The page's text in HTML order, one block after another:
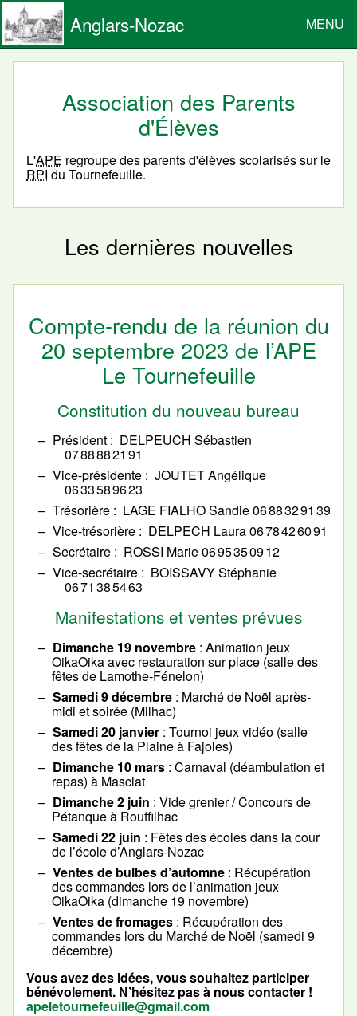
Anglars-Nozac MENU
Association des Parents
d'Élèves
L'APE regroupe des parents d'élèves scolarisés sur le
RPI du Tournefeuille.
Les dernières nouvelles
Compte-rendu de la réunion du
20 septembre 2023 de l’APE
Le Tournefeuille
Constitution du nouveau bureau
Président DELPEUCH Sébastien
07 88 88 21 91
Vice-présidente
JOUTET Angélique
06 33 58 96 23
Trésorière
LAGE FIALHO Sandie 06 88 32 91 39
Vice-trésorière
DELPECH Laura 06 78 42 60 91
Secrétaire
ROSSI Marie 06 95 35 09 12
Vice-secrétaire
BOISSAVY Stéphanie
06 71 38 54 63
Manifestations et ventes prévues
Dimanche 19 novembre: Animation jeux
OikaOika avec restauration sur place (salle des
fêtes de Lamothe-Fénelon)
Samedi 9 décembre: Marché de Noël après-
midi et soirée (Milhac)
Samedi 20 janvier: Tournoi jeux vidéo (salle
des fêtes de la Plaine à Fajoles)
Dimanche 10 mars: Carnaval (déambulation et
repas) à Masclat
Dimanche 2 juin : Vide grenier / Concours de
Pétanque à Rouffilhac
Samedi 22 juin : Fêtes des écoles dans la cour
de l’école d’Anglars-Nozac
Ventes de bulbes d’automne: Récupération
des commandes lors de l’animation jeux
OikaOika (dimanche 19 novembre)
Ventes de fromages: Récupération des
commandes lors du Marché de Noël (samedi 9
décembre)
Vous avez des idées, vous souhaitez participer
bénévolement. N’hésitez pas à nous contacter !
apeletournefeuille@gmail.com